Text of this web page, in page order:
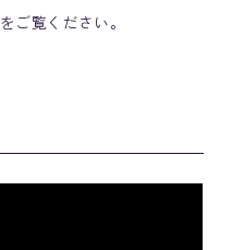
をご覧ください。